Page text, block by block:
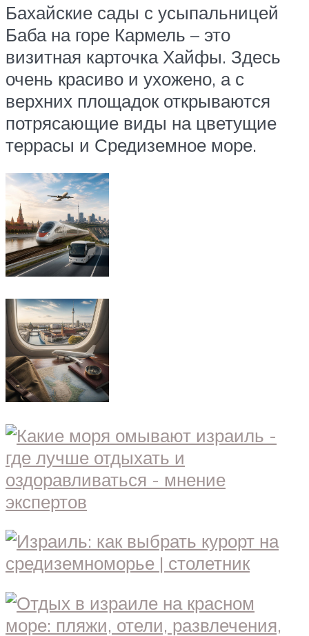
Бахайские сады с усыпальницей
Баба на горе Кармель – это
визитная карточка Хайфы. Здесь
очень красиво и ухожено, а с
верхних площадок открываются
потрясающие виды на цветущие
террасы и Средиземное море.